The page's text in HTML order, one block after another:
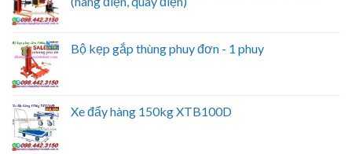
Bộ kẹp gắp thùng phuy đơn - 1 phuy
Xe đẩy hàng 150kg XTB100D